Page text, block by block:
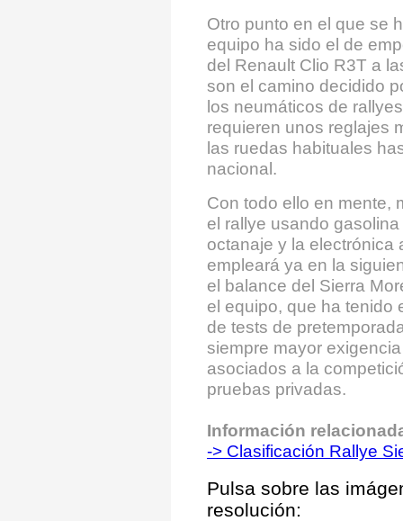
Otro punto en el que se
equipo ha sido el de
del Renault Clio R3T a
son el camino decidido
los neumáticos de
requieren unos reglajes
las ruedas habituales
nacional.
Con todo ello en mente,
el rallye usando
octanaje y la electrónica
empleará ya en la
el balance del Sierra
el equipo, que ha tenido
de tests de
siempre mayor
asociados a la
pruebas privadas.
Información
-> Clasificación Rallye
Pulsa sobre las
resolución: